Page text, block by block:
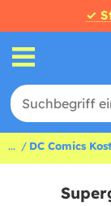
✓
... DC Comics